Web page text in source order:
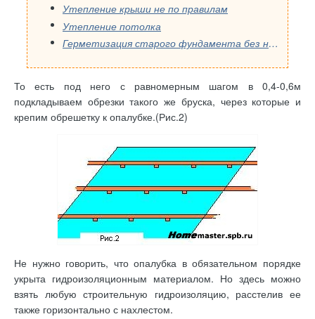
Утепление крыши не по правилам
Утепление потолка
Герметизация старого фундамента без наружных раскопок
То есть под него с равномерным шагом в 0,4-0,6м
подкладываем обрезки такого же бруска, через которые и
крепим обрешетку к опалубке.(Рис.2)
Не нужно говорить, что опалубка в обязательном порядке
укрыта гидроизоляционным материалом. Но здесь можно
взять любую строительную гидроизоляцию, расстелив ее
также горизонтально с нахлестом.